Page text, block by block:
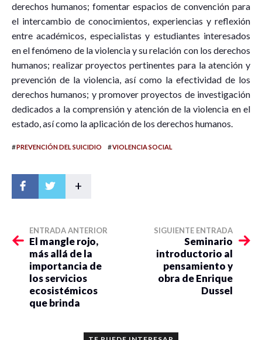
derechos humanos; fomentar espacios de convención para
el intercambio de conocimientos, experiencias y reflexión
entre académicos, especialistas y estudiantes interesados
en el fenómeno de la violencia y su relación con los derechos
humanos; realizar proyectos pertinentes para la atención y
prevención de la violencia, así como la efectividad de los
derechos humanos; y promover proyectos de investigación
dedicados a la comprensión y atención de la violencia en el
estado, así como la aplicación de los derechos humanos.
#PREVENCIÓN DEL SUICIDIO #VIOLENCIA SOCIAL
+
ENTRADA ANTERIOR
El mangle rojo,
más allá de la
importancia de
los servicios
ecosistémicos
que brinda
SIGUIENTE ENTRADA
Seminario
introductorio al
pensamiento y
obra de Enrique
Dussel